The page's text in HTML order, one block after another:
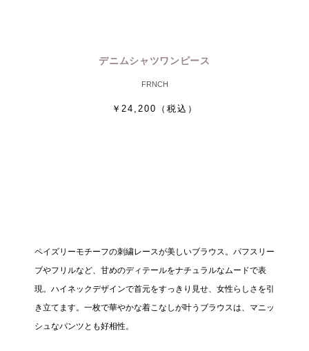
デニムシャツワンピース
FRNCH
￥24,200 （税込）
ペイズリーモチーフの刺繍レースが美しいブラウス。パフスリー
ブやフリルなど、甘めのディテールをナチュラルなムードで表
現。ハイネックデザインで首元をすっきり見せ、女性らしさを引
き立てます。一枚で華やかな着こなしが叶うブラウスは、マニッ
シュなパンツとも好相性。